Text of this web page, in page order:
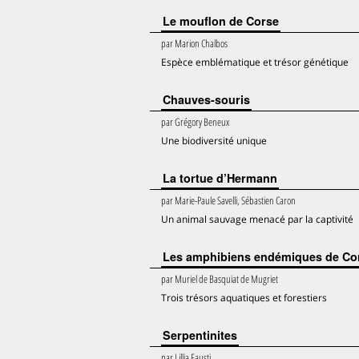
Le mouflon de Corse
parMarion Chalbos
Espèce emblématique et trésor génétique
Chauves-souris
parGrégory Beneux
Une biodiversité unique
La tortue d’Hermann
parMarie-Paule Savelli, Sébastien Caron
Un animal sauvage menacé par la captivité
Les amphibiens endémiques de
parMuriel de Basquiat de Mugriet
Trois trésors aquatiques et forestiers
Serpentinites